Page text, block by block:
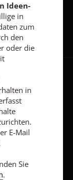
kündigen
Ideen-
in
zum
den
oder die
in
E-Mail
Sie
.